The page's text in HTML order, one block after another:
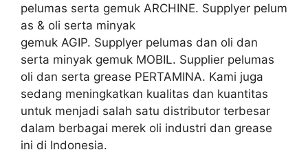
pelumas serta gemuk ARCHINE. Supplyer pelum
as & oli serta minyak
gemuk AGIP. Supplyer pelumas dan oli dan
serta minyak gemuk MOBIL. Supplier pelumas
oli dan serta grease PERTAMINA. Kami juga
sedang meningkatkan kualitas dan kuantitas
untuk menjadi salah satu distributor terbesar
dalam berbagai merek oli industri dan grease
ini di Indonesia.